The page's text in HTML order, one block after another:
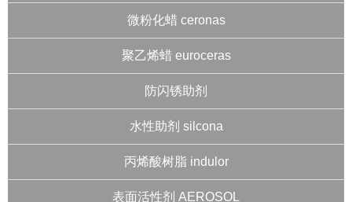
微粉化蜡 ceronas
聚乙烯蜡 euroceras
防闪锈助剂
水性助剂 silcona
丙烯酸树脂 indulor
表面活性剂 AEROSOL